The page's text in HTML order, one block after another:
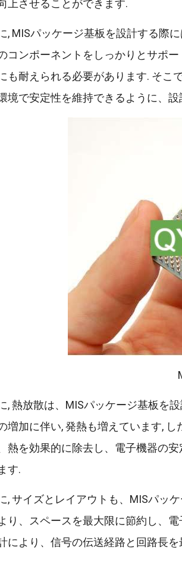
上させることができます.
, MISパッケージ基板を設計する際
コンポーネントをしっかりとサポ
も耐えられる必要があります. そこ
境で安定性を維持できるように、
, 熱放散は、MISパッケージ基板を
増加に伴い, 発熱も増えています,
熱を効果的に除去し、電子機器の
す.
, サイズとレイアウトも、MISパッ
り、スペースを最大限に節約し、
により、信号の伝送経路と回路長